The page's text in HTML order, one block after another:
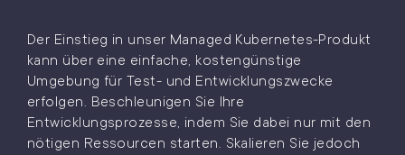
Der Einstieg in unser Managed Kubernetes-Produkt
kann über eine einfache, kostengünstige
Umgebung für Test- und Entwicklungszwecke
erfolgen. Beschleunigen Sie Ihre
Entwicklungsprozesse, indem Sie dabei nur mit den
nötigen Ressourcen starten. Skalieren Sie jedoch